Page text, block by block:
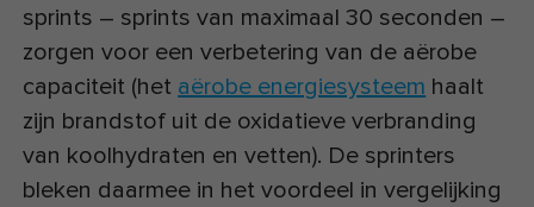
sprints – sprints van maximaal 30 seconden –
zorgen voor een verbetering van de aërobe
capaciteit (het aërobe energiesysteem haalt
zijn brandstof uit de oxidatieve verbranding
van koolhydraten en vetten). De sprinters
bleken daarmee in het voordeel in vergelijking